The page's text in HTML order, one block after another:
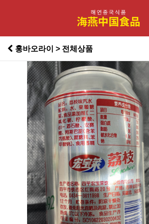
훙바오라이 > 전체상품